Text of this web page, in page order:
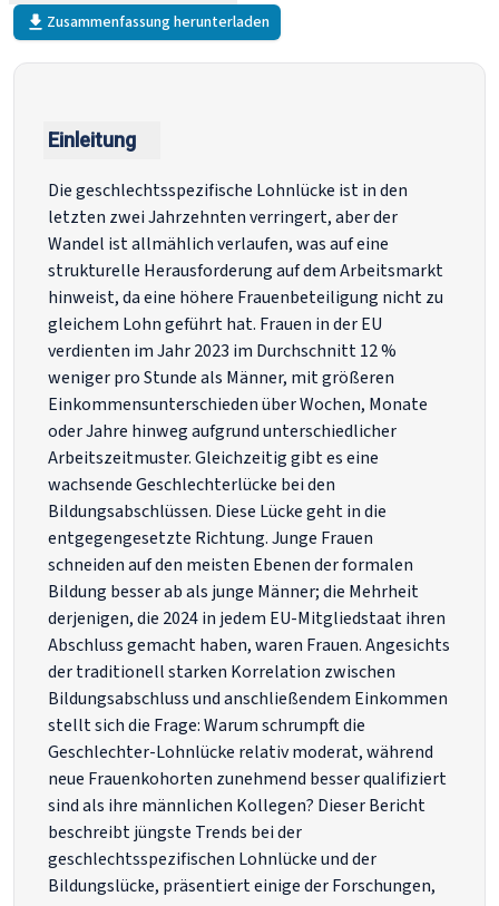
Zusammenfassung herunterladen
Einleitung
Die geschlechtsspezifische Lohnlücke ist in den
letzten zwei Jahrzehnten verringert, aber der
Wandel ist allmählich verlaufen, was auf eine
strukturelle Herausforderung auf dem Arbeitsmarkt
hinweist, da eine höhere Frauenbeteiligung nicht zu
gleichem Lohn geführt hat. Frauen in der EU
verdienten im Jahr 2023 im Durchschnitt 12 %
weniger pro Stunde als Männer, mit größeren
Einkommensunterschieden über Wochen, Monate
oder Jahre hinweg aufgrund unterschiedlicher
Arbeitszeitmuster. Gleichzeitig gibt es eine
wachsende Geschlechterlücke bei den
Bildungsabschlüssen. Diese Lücke geht in die
entgegengesetzte Richtung. Junge Frauen
schneiden auf den meisten Ebenen der formalen
Bildung besser ab als junge Männer; die Mehrheit
derjenigen, die 2024 in jedem EU-Mitgliedstaat ihren
Abschluss gemacht haben, waren Frauen. Angesichts
der traditionell starken Korrelation zwischen
Bildungsabschluss und anschließendem Einkommen
stellt sich die Frage: Warum schrumpft die
Geschlechter-Lohnlücke relativ moderat, während
neue Frauenkohorten zunehmend besser qualifiziert
sind als ihre männlichen Kollegen? Dieser Bericht
beschreibt jüngste Trends bei der
geschlechtsspezifischen Lohnlücke und der
Bildungslücke, präsentiert einige der Forschungen,